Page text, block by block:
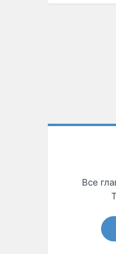
Все